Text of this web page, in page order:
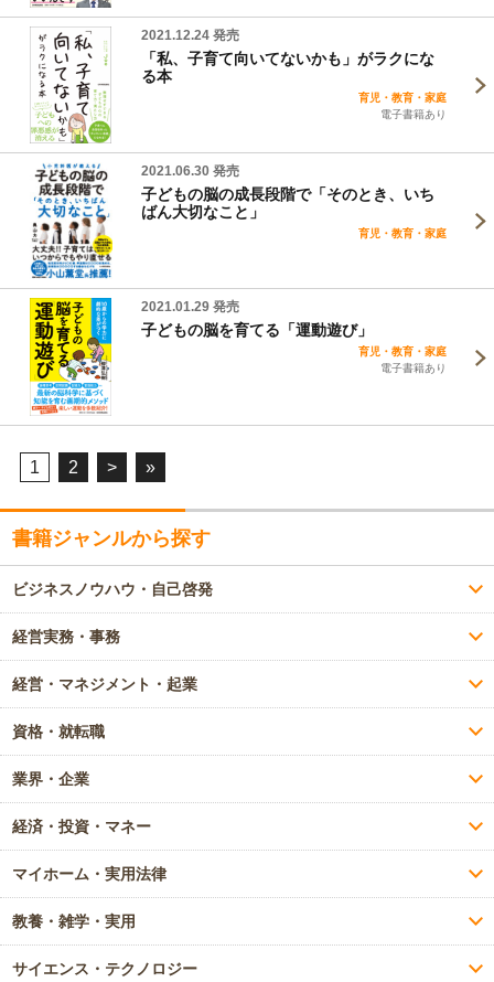
2021.12.24 発売
「私、子育て向いてないかも」がラクにな
る本
育児・教育・家庭
電子書籍あり
2021.06.30 発売
子どもの脳の成長段階で「そのとき、いち
ばん大切なこと」
育児・教育・家庭
2021.01.29 発売
子どもの脳を育てる「運動遊び」
育児・教育・家庭
電子書籍あり
1 2 > »
書籍ジャンルから探す
ビジネスノウハウ・自己啓発
経営実務・事務
経営・マネジメント・起業
資格・就転職
業界・企業
経済・投資・マネー
マイホーム・実用法律
教養・雑学・実用
サイエンス・テクノロジー